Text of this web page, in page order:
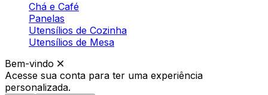
Chá e Café
Panelas
Utensílios de Cozinha
Utensílios de Mesa
Bem-vindo
Acesse sua conta para ter uma experiência
personalizada.